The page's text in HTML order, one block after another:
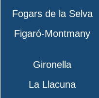
Fogars de la Selva
Figaró-Montmany
Gironella
La Llacuna